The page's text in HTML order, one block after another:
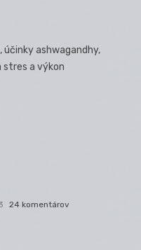
účinky ashwagandhy,
stres a výkon
24 komentárov